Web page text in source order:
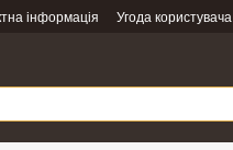
інформація Угода користувача